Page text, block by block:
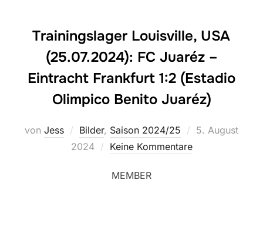
Trainingslager Louisville, USA
(25.07.2024): FC Juaréz –
Eintracht Frankfurt 1:2 (Estadio
Olimpico Benito Juaréz)
von Jess Bilder, Saison 2024/25
Veröffentlicht
5. August
2024
Keine Kommentare
MEMBER